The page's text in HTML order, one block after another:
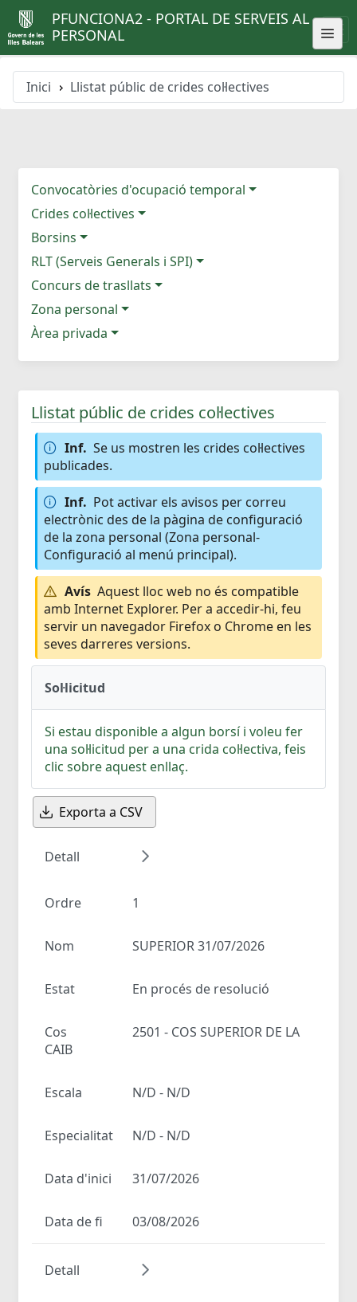
PFUNCIONA2 - PORTAL DE SERVEIS AL
PERSONAL
Inici Llistat públic de crides col·lectives
Convocatòries d'ocupació temporal
Crides col·lectives
Borsins
RLT (Serveis Generals i SPI)
Concurs de trasllats
Zona personal
Àrea privada
Llistat públic de crides col·lectives
Inf. Se us mostren les crides col·lectives
publicades.
Inf. Pot activar els avisos per correu
electrònic des de la pàgina de configuració
de la zona personal (Zona personal-
Configuració al menú principal).
Avís Aquest lloc web no és compatible
amb Internet Explorer. Per a accedir-hi, feu
servir un navegador Firefox o Chrome en les
seves darreres versions.
Sol·licitud
Si estau disponible a algun borsí i voleu fer
una sol·licitud per a una crida col·lectiva, feis
clic sobre aquest enllaç.
Exporta a CSV
Detall
Ordre 1
Nom SUPERIOR 31/07/2026
Estat En procés de resolució
Cos
2501 - COS SUPERIOR DE LA
CAIB
Escala N/D - N/D
Especialitat N/D - N/D
Data d'inici 31/07/2026
Data de fi 03/08/2026
Detall